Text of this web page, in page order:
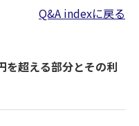
Q&A indexに戻る
を超える部分とその利